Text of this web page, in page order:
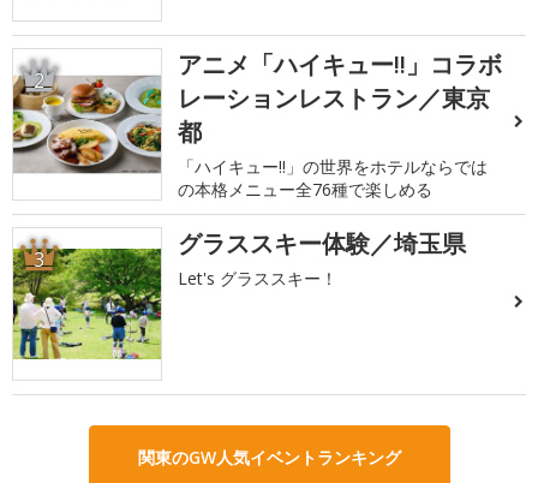
2
アニメ「ハイキュー!!」コラボ
レーションレストラン／東京
都
「ハイキュー!!」の世界をホテルならでは
の本格メニュー全76種で楽しめる
3 グラススキー体験／埼玉県
Let's グラススキー！
関東のGW人気イベントランキング